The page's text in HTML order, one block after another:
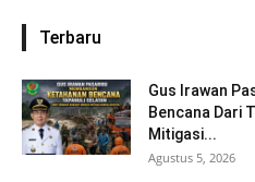
Terbaru
Gus Irawan
Bencana Dari
Mitigasi...
Agustus 5, 2026